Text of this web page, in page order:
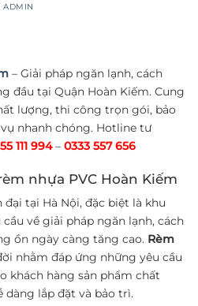
ADMIN
– Giải pháp ngăn lạnh, cách
đầu tại Quận Hoàn Kiếm. Cung
lượng, thi công trọn gói, bảo
nhanh chóng. Hotline tư
111 994– 0333 557 656
nhựa PVC Hoàn Kiếm
tại Hà Nội, đặc biệt là khu
về giải pháp ngăn lạnh, cách
ồn ngày càng tăng cao. Rèm
nhằm đáp ứng những yêu cầu
khách hàng sản phẩm chất
dàng lắp đặt và bảo trì.